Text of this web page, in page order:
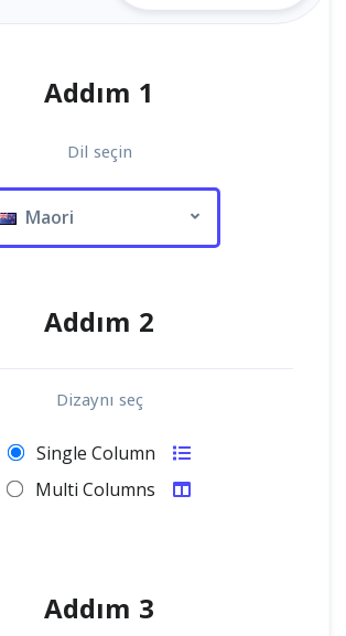
Addım 1
Dil seçin
Maori
Addım 2
Dizaynı seç
Single Column
Multi Columns
Addım 3